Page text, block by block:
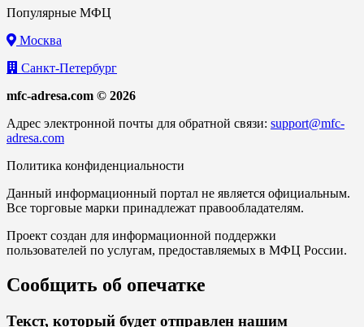
Популярные МФЦ
Москва
Санкт-Петербург
mfc-adresa.com © 2026
Адрес электронной почты для обратной связи: support@mfc-
adresa.com
Политика конфиденциальности
Данный информационный портал не является официальным.
Все торговые марки принадлежат правообладателям.
Проект создан для информационной поддержки
пользователей по услугам, предоставляемых в МФЦ России.
Сообщить об опечатке
Текст, который будет отправлен нашим